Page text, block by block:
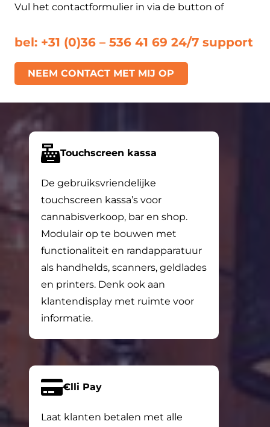
Vul het contactformulier in via de button of
bel: +31 (0)36 – 536 41 69 24/7 support
NEEM CONTACT MET MIJ OP
Touchscreen kassa
De gebruiksvriendelijke
touchscreen kassa’s voor
cannabisverkoop, bar en shop.
Modulair op te bouwen met
functionaliteit en randapparatuur
als handhelds, scanners, geldlades
en printers. Denk ook aan
klantendisplay met ruimte voor
informatie.
€lli Pay
Laat klanten betalen met alle